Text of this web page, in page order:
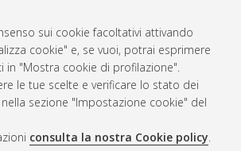
sui cookie facoltativi attivando
cookie" e, se vuoi, potrai esprimere
in "Mostra cookie di profilazione".
le tue scelte e verificare lo stato dei
sezione "Impostazione cookie" del
consulta la nostra Cookie policy.